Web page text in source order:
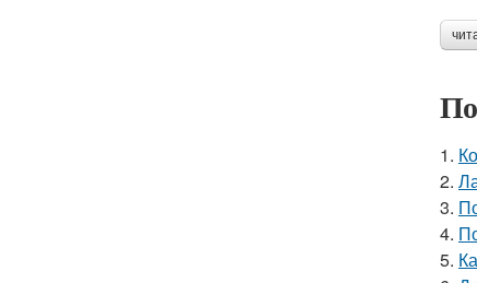
1.
2.
3.
4.
5.